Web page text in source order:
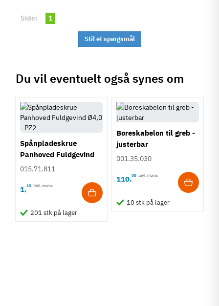
Side: 1
Stil et spørgsmål
Du vil eventuelt også synes om
Spånpladeskrue
Panhoved Fuldgevind
Ø4,0 - PZ2
015.71.811
1,15 Inkl. moms
201 stk på lager
Boreskabelon til greb -
justerbar
001.35.030
110,00 Inkl. moms
10 stk på lager